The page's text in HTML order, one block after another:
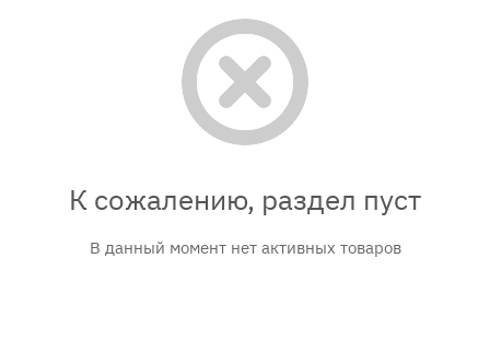
К сожалению, раздел пуст
В данный момент нет активных товаров